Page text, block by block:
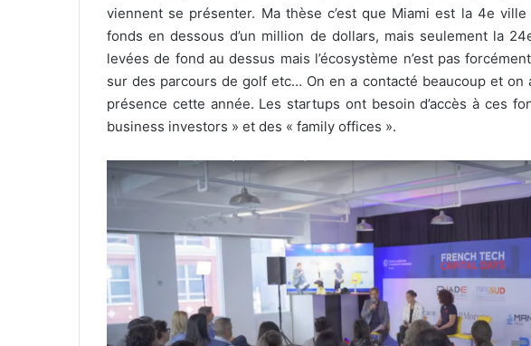
viennent se présenter. Ma thèse c’est que Miami est la 4e
fonds en dessous d’un million de dollars, mais seulement la
levées de fond au dessus mais l’écosystème n’est pas
sur des parcours de golf etc… On en a contacté beaucoup et on
présence cette année. Les startups ont besoin d’accès à ces
business investors » et des « family offices ».